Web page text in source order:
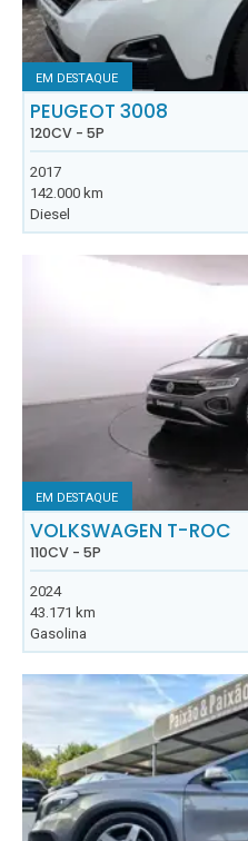
EM DESTAQUE
PEUGEOT 3008
120CV - 5P
2017
142.000 km
Diesel
EM DESTAQUE
VOLKSWAGEN T-ROC
110CV - 5P
2024
43.171 km
Gasolina